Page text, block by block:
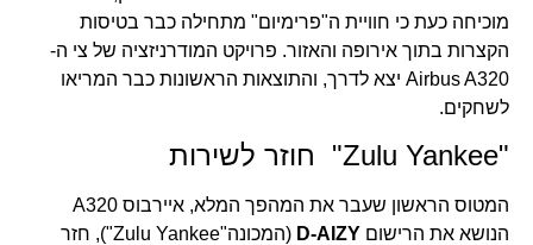
מוכיחה כעת כי חוויית ה"פרימיום" מתחילה כבר בטיסות
הקצרות בתוך אירופה והאזור. פרויקט המודרניזציה של צי ה-
Airbus A320 יצא לדרך, והתוצאות הראשונות כבר המריאו
לשחקים.
"Zulu Yankee" חוזר לשירות
המטוס הראשון שעבר את המהפך המלא, איירבוס A320
הנושא את הרישום D-AIZY
(המכונה"Zulu Yankee"), חזר